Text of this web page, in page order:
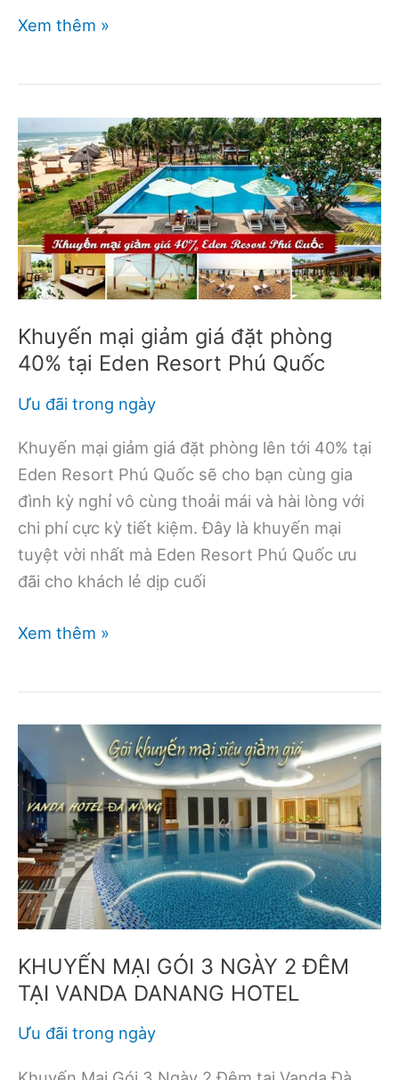
Giảm
20%
đặt
phòng
tại
Sapa
Highland
Resort
Spa
Xem thêm »
Khuyến mại giảm giá đặt phòng
40% tại Eden Resort Phú Quốc
Ưu đãi trong ngày
Khuyến mại giảm giá đặt phòng lên tới 40% tại
Eden Resort Phú Quốc sẽ cho bạn cùng gia
đình kỳ nghỉ vô cùng thoải mái và hài lòng với
chi phí cực kỳ tiết kiệm. Đây là khuyến mại
tuyệt vời nhất mà Eden Resort Phú Quốc ưu
đãi cho khách lẻ dịp cuối
Khuyến
phòng
40%
tại
Eden
Resort
Phú
Quốc
Xem thêm »
KHUYẾN MẠI GÓI 3 NGÀY 2 ĐÊM
TẠI VANDA DANANG HOTEL
Ưu đãi trong ngày